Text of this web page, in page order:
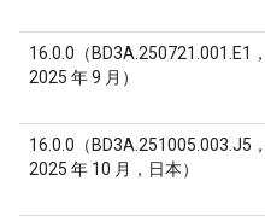
16.0.0（BD3A.250721.001.E1，
2025 年 9 月）
16.0.0（BD3A.251005.003.J5，
2025 年 10 月，日本）